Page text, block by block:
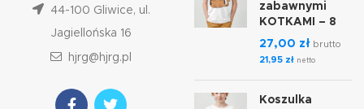
44-100 Gliwice, ul.
Jagiellońska 16
hjrg@hjrg.pl
zabawnymi
KOTKAMI – 8
27,00 zł brutto
21,95 zł netto
Koszulka